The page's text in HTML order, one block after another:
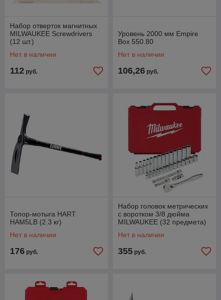
Набор отверток магнитных
MILWAUKEE Screwdrivers
(12 шт.)
Нет в наличии
112 руб.
Уровень 2000 мм Empire
Box 550.80
Нет в наличии
106,26 руб.
Топор-мотыга HART
HAM5LB (2.3 кг)
Нет в наличии
176 руб.
Набор головок метрических
с воротком 3/8 дюйма
MILWAUKEE (32 предмета)
Нет в наличии
355 руб.